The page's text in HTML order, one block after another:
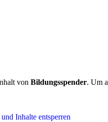
von Bildungsspender. Um
Inhalte entsperren